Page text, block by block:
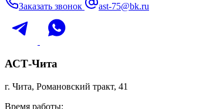
Заказать звонок
ast-75@bk.ru
АСТ-Чита
г. Чита, Романовский тракт, 41
Время работы: